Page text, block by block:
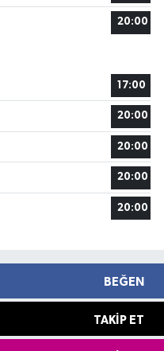
20:00
17:00
20:00
20:00
20:00
20:00
BEĞEN
TAKIP ET